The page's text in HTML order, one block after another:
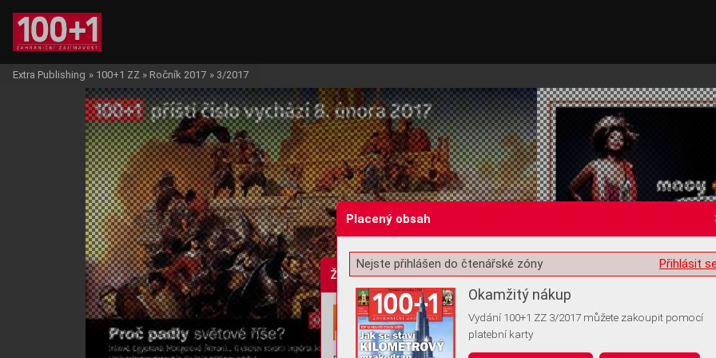
Žádost o souhlas s ukládáním volitelných informací
Extra Publishing » 100+1 ZZ » Ročník 2017 » 3/2017
Placený obsah
Přihlásit
Nejste přihlášen do čtenářské zóny
Okamžitý nákup
Vydání 100+1 ZZ 3/2017 můžete zakoupit pomocí
platební karty